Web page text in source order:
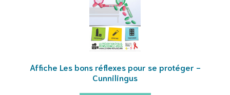
Affiche Les bons réflexes pour se protéger -
Cunnilingus